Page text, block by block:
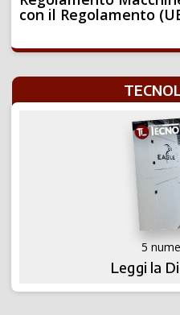
con il Regolamento
5
Leggi la